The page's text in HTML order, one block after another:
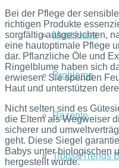
Must Have
Probleme
Rezepte
Tipps&Trends
Bei der Pflege der
richtigen Produkte
sorgfältig ausgesuchten,
eine hautoptimale Pflege
dar. Pflanzliche Öle und
Ringelblume haben sich
erwiesen. Sie spenden
Haut und unterstützen
Nicht selten sind es
die Eltern als Wegweiser
sicherer und
geht. Diese Siegel
Babys unter biologischen
hergestellt wurde.